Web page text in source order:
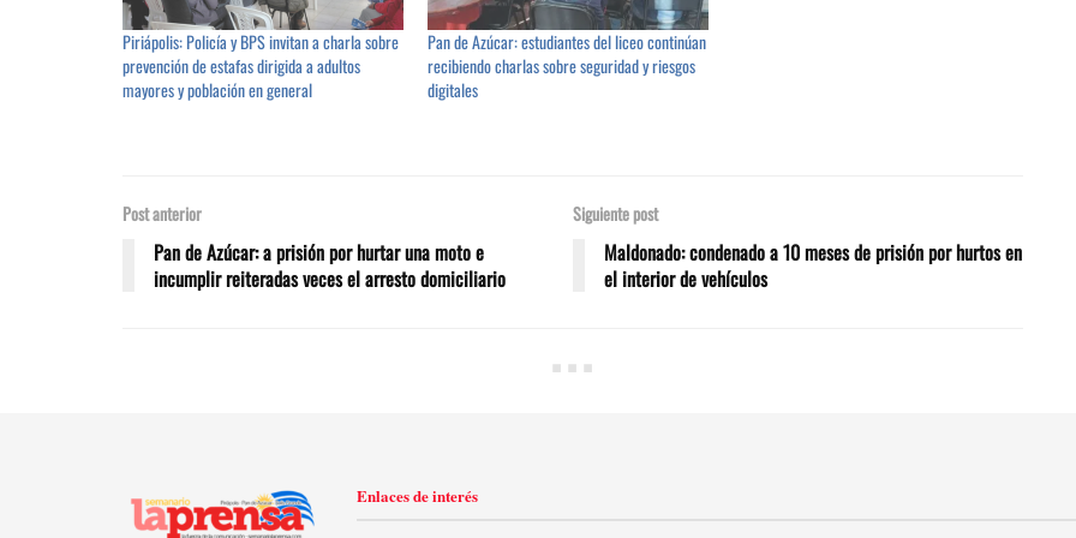
Piriápolis: Policía y BPS invitan a charla sobre
prevención de estafas dirigida a adultos
mayores y población en general
Pan de Azúcar: estudiantes del liceo continúan
recibiendo charlas sobre seguridad y riesgos
digitales
Post anterior
Pan de Azúcar: a prisión por hurtar una moto e
incumplir reiteradas veces el arresto domiciliario
Siguiente post
Maldonado: condenado a 10 meses de prisión por hurtos en
el interior de vehículos
Enlaces de interés